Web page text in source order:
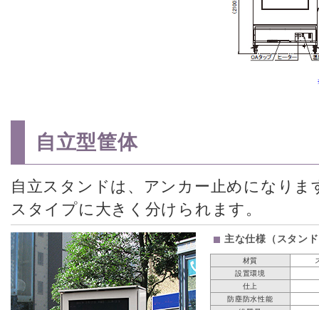
自立型筐体
自立スタンドは、アンカー止めになり
スタイプに大きく分けられます。
主な仕様（スタン
材質
設置環境
仕上
防塵防水性能